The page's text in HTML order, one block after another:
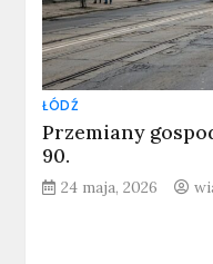
ŁÓDŹ
Przemiany
90.
24 maja, 2026